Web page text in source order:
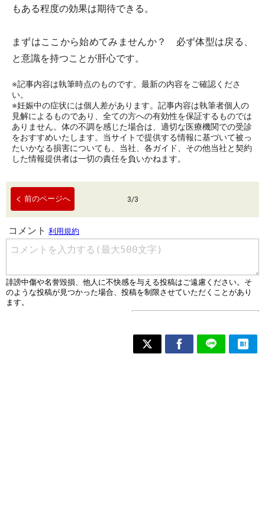
もある程度の効果は期待できる。
まずはここから始めてみませんか？ 必ず体型は戻る、
と意識を持つことが肝心です。
※記事内容は執筆時点のものです。最新の内容をご確認くださ
い。
※妊娠中の症状には個人差があります。記事内容は執筆者個人の
見解によるものであり、全ての方への有効性を保証するものでは
ありません。体の不調を感じた場合は、適切な医療機関での受診
をおすすめいたします。当サイトで提供する情報に基づいて被っ
たいかなる損害についても、当社、各ガイド、その他当社と契約
した情報提供者は一切の責任を負いかねます。
前のページへ 3/3